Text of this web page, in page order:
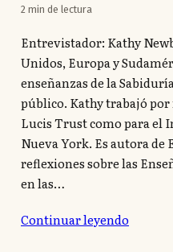
2 min de lectura
Entrevistador: Kathy
Unidos, Europa y
enseñanzas de la
público. Kathy trabajó
Lucis Trust como para el
Nueva York. Es autora
reflexiones sobre las
en las…
Continuar leyendo